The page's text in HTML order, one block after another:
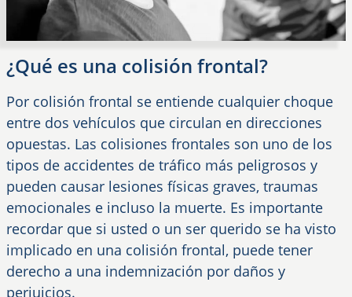
¿Qué es una colisión frontal?
Por colisión frontal se entiende cualquier choque
entre dos vehículos que circulan en direcciones
opuestas. Las colisiones frontales son uno de los
tipos de accidentes de tráfico más peligrosos y
pueden causar lesiones físicas graves, traumas
emocionales e incluso la muerte. Es importante
recordar que si usted o un ser querido se ha visto
implicado en una colisión frontal, puede tener
derecho a una indemnización por daños y
perjuicios.